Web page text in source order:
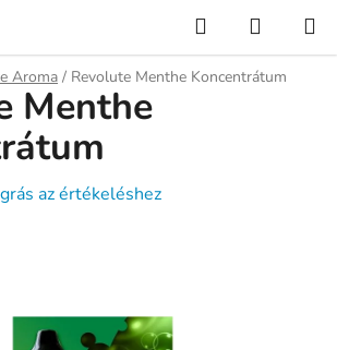
KeresésKOSÁR
Aroma / Revolute Menthe Koncentrátum
Menthe
az értékeléshez